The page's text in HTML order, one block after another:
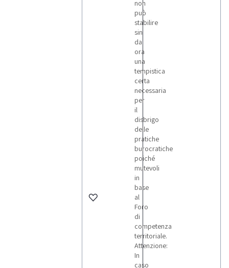
non
può
stabilire
sin
da
ora
una
tempistica
certa
necessaria
per
il
disbrigo
delle
pratiche
burocratiche
poiché
mutevoli
in
base
al
Foro
di
competenza
territoriale.
Attenzione:
In
caso